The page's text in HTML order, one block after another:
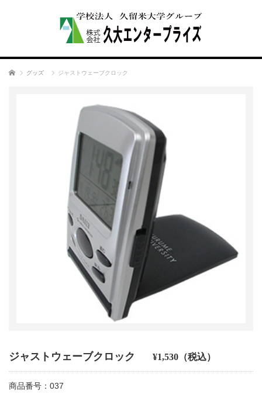
ホーム グッズ ジャストウェーブクロック
ジャストウェーブクロック ¥1,530（税込）
商品番号：037